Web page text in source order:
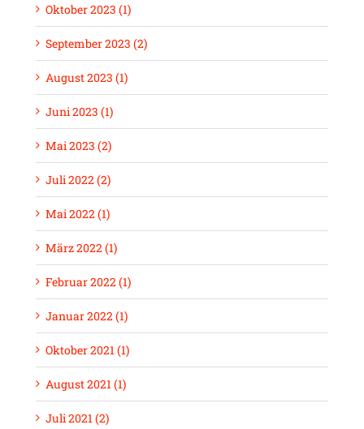
Oktober 2023 (1)
September 2023 (2)
August 2023 (1)
Juni 2023 (1)
Mai 2023 (2)
Juli 2022 (2)
Mai 2022 (1)
März 2022 (1)
Februar 2022 (1)
Januar 2022 (1)
Oktober 2021 (1)
August 2021 (1)
Juli 2021 (2)